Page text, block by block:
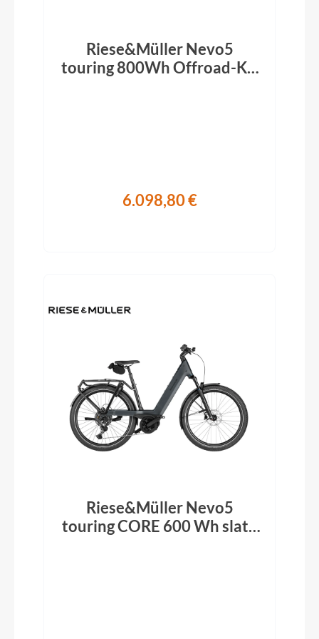
Riese&Müller Nevo5
touring 800Wh Offroad-Kit
6.098,80 €
Riese&Müller Nevo5
touring CORE 600 Wh slate